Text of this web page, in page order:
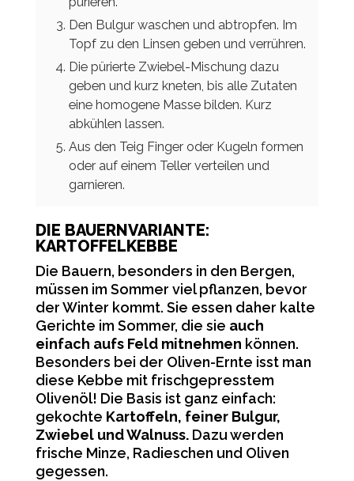
Den Bulgur waschen und abtropfen. Im
Topf zu den Linsen geben und verrühren.
Die pürierte Zwiebel-Mischung dazu
geben und kurz kneten, bis alle Zutaten
eine homogene Masse bilden. Kurz
abkühlen lassen.
Aus den Teig Finger oder Kugeln formen
oder auf einem Teller verteilen und
garnieren.
DIE BAUERNVARIANTE:
KARTOFFELKEBBE
Die Bauern, besonders in den Bergen,
müssen im Sommer viel pflanzen, bevor
der Winter kommt. Sie essen daher kalte
Gerichte im Sommer, die sie auch
einfach aufs Feld mitnehmen können.
Besonders bei der Oliven-Ernte isst man
diese Kebbe mit frischgepresstem
Olivenöl! Die Basis ist ganz einfach:
gekochte Kartoffeln, feiner Bulgur,
Zwiebel und Walnuss.Dazu werden
frische Minze, Radieschen und Oliven
gegessen.